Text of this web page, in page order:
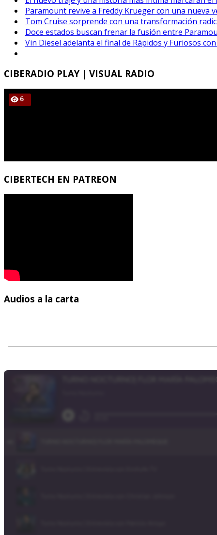
Paramount revive a Freddy Krueger con una nueva
Tom Cruise sorprende con una transformación
Doce estados buscan frenar la fusión entre
Vin Diesel adelanta el final de Rápidos y Furiosos
CIBERADIO PLAY | VISUAL RADIO
CIBERTECH EN PATREON
Audios a la carta